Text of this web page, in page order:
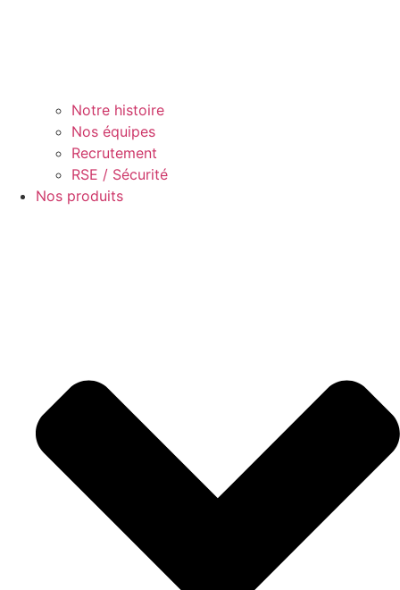
Notre histoire
Nos équipes
Recrutement
RSE / Sécurité
Nos produits